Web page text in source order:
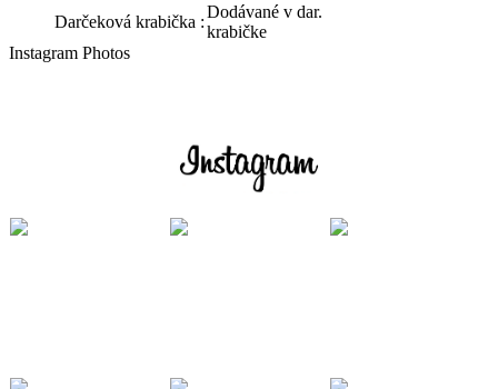
Darčeková krabička :
Dodávané v dar.
krabičke
Instagram Photos